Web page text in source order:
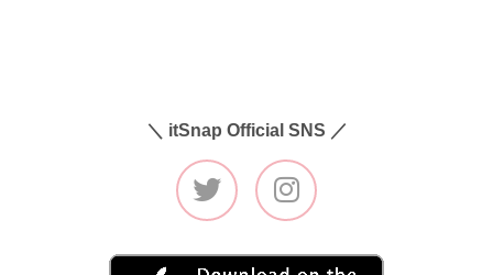
＼ itSnap Official SNS ／